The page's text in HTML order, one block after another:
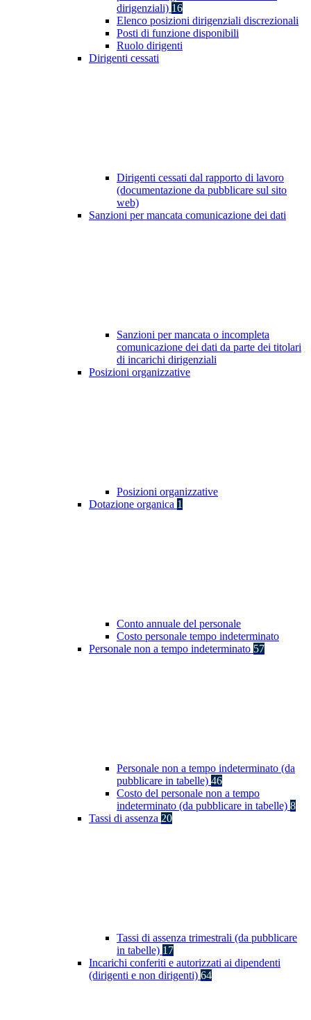
dirigenziali) 16
Elenco posizioni dirigenziali discrezionali
Posti di funzione disponibili
Ruolo dirigenti
Dirigenti cessati
Dirigenti cessati dal rapporto di lavoro
(documentazione da pubblicare sul sito
web)
Sanzioni per mancata comunicazione dei dati
Sanzioni per mancata o incompleta
comunicazione dei dati da parte dei titolari
di incarichi dirigenziali
Posizioni organizzative
Posizioni organizzative
Dotazione organica 1
Conto annuale del personale
Costo personale tempo indeterminato
Personale non a tempo indeterminato 57
Personale non a tempo indeterminato (da
pubblicare in tabelle) 46
Costo del personale non a tempo
indeterminato (da pubblicare in tabelle) 8
Tassi di assenza 20
Tassi di assenza trimestrali (da pubblicare
in tabelle) 17
Incarichi conferiti e autorizzati ai dipendenti
(dirigenti e non dirigenti) 64